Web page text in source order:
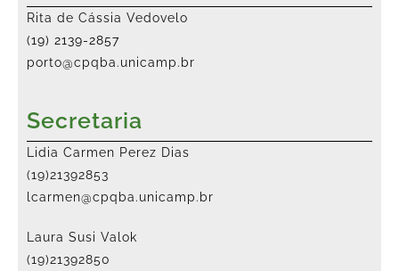
Rita de Cássia Vedovelo
(19) 2139-2857
porto@cpqba.unicamp.br
Secretaria
Lidia Carmen Perez Dias
(19)21392853
lcarmen@cpqba.unicamp.br
Laura Susi Valok
(19)21392850